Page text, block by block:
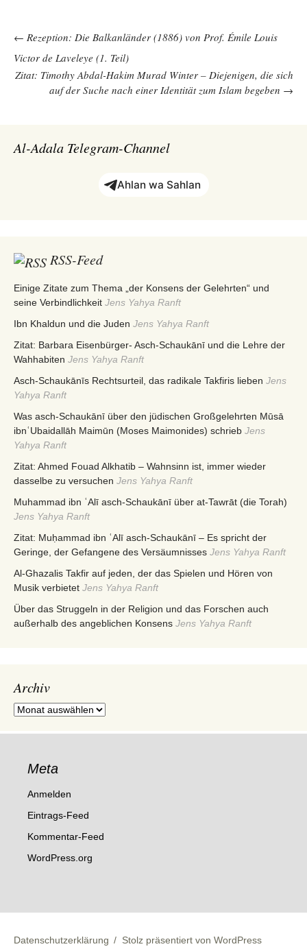
Beitragsnavigation
← Rezeption: Die Balkanländer (1886) von Prof. Émile Louis
Victor de Laveleye (1. Teil)
Zitat: Timothy Abdal-Hakim Murad Winter – Diejenigen, die sich
auf der Suche nach einer Identität zum Islam begeben →
Al-Adala Telegram-Channel
Ahlan wa Sahlan
RSS-Feed
Einige Zitate zum Thema „der Konsens der Gelehrten“ und
seine Verbindlichkeit Jens Yahya Ranft
Ibn Khaldun und die Juden Jens Yahya Ranft
Zitat: Barbara Eisenbürger- Asch-Schaukānī und die Lehre der
Wahhabiten Jens Yahya Ranft
Asch-Schaukānīs Rechtsurteil, das radikale Takfiris lieben Jens
Yahya Ranft
Was asch-Schaukānī über den jüdischen Großgelehrten Mūsā
ibnʿUbaidallāh Maimūn (Moses Maimonides) schrieb Jens
Yahya Ranft
Zitat: Ahmed Fouad Alkhatib – Wahnsinn ist, immer wieder
dasselbe zu versuchen Jens Yahya Ranft
Muhammad ibn ʿAlī asch-Schaukānī über at-Tawrāt (die Torah)
Jens Yahya Ranft
Zitat: Muḥammad ibn ʿAlī asch-Schaukānī – Es spricht der
Geringe, der Gefangene des Versäumnisses Jens Yahya Ranft
Al-Ghazalis Takfir auf jeden, der das Spielen und Hören von
Musik verbietet Jens Yahya Ranft
Über das Struggeln in der Religion und das Forschen auch
außerhalb des angeblichen Konsens Jens Yahya Ranft
Archiv
Archiv
Meta
Anmelden
Eintrags-Feed
Kommentar-Feed
WordPress.org
Datenschutzerklärung Stolz präsentiert von WordPress